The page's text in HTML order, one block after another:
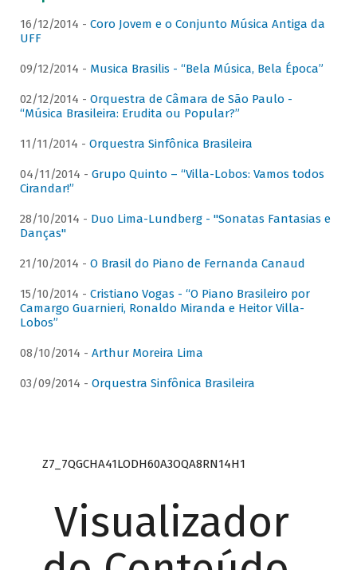
16/12/2014 - Coro Jovem e o Conjunto Música Antiga da
UFF
09/12/2014 - Musica Brasilis - “Bela Música, Bela Época”
02/12/2014 - Orquestra de Câmara de São Paulo -
“Música Brasileira: Erudita ou Popular?”
11/11/2014 - Orquestra Sinfônica Brasileira
04/11/2014 - Grupo Quinto – “Villa-Lobos: Vamos todos
Cirandar!”
28/10/2014 - Duo Lima-Lundberg - "Sonatas Fantasias e
Danças"
21/10/2014 - O Brasil do Piano de Fernanda Canaud
15/10/2014 - Cristiano Vogas - “O Piano Brasileiro por
Camargo Guarnieri, Ronaldo Miranda e Heitor Villa-
Lobos”
08/10/2014 - Arthur Moreira Lima
03/09/2014 - Orquestra Sinfônica Brasileira
Z7_7QGCHA41LODH60A3OQA8RN14H1
Visualizador